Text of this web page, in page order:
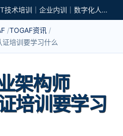
艾威培训｜职业认证培训｜IT技术培训｜企业内训｜数字化人才培养
TOGAF资讯
培训要学习什么
架构师
培训要学习